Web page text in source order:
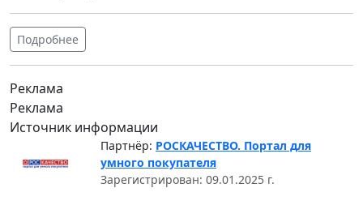
Подробнее
Реклама
Реклама
Источник информации
Партнёр: РОСКАЧЕСТВО. Портал для
умного покупателя
Зарегистрирован: 09.01.2025 г.